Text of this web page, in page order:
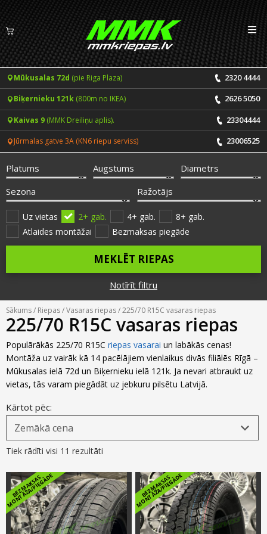
Riepas
Vasaras riepas
Ziemas riepas
Vissezonas riepas
Pakalpojumi
CENRĀDIS
Riepu montāža un balansēšana
Disku remonts
Riepu remonts
Riepu un disku tirdzniecība
Savirzes regulēšana
Kondicionieru uzpilde
TPMS sensoru programmēšana
Riepu glabāšana
Riepu piegāde
Riepas uz nomaksu
ONLINE PIERAKSTS 24/7
Vakances
Noderīgi
Riepu zīmoli
Jaunumi
Riepu apzīmējumi
Riepu kalkulators
Biežāk uzdotie jautājumi
Par mums
MMK Riepas
Atsauksmes
Foto
Kontakti
LV EN
Mūkusalas 72d (pie Riga Plaza) 2320 4444
Biķernieku 121k (800m no IKEA) 2626 5050
Kaivas 9 (MMK Dreiliņu aplis). 23304444
Jūrmalas gatve 3A (KN6 riepu serviss) 23006525
Platums Augstums
Diametrs
Sezona
Ražotājs
Uz vietas 2+ gab. 4+ gab.
8+ gab.
Atlaides montāžai
Bezmaksas piegāde
MEKLĒT RIEPAS
Notīrīt filtru
Sākums/ Riepas/Vasaras riepas/ 225/70 R15C vasaras riepas
225/70 R15C vasaras riepas
Populārākās 225/70 R15C riepas vasarai un labākās cenas!
Montāža uz vairāk kā 14 pacēlājiem vienlaikus divās filiālēs Rīgā –
Mūkusalas ielā 72d un Biķernieku ielā 121k. Ja nevari atbraukt uz
vietas, tās varam piegādāt uz jebkuru pilsētu Latvijā.
Kārtot pēc:
Tiek rādīti visi 11 rezultāti
B
E
Z
M
A
K
S
A
S
M
O
N
T
Ā
Ž
A
/
PI
E
G
Ā
D
E B
E
Z
M
A
K
S
A
S
M
O
N
T
Ā
Ž
A
/
PI
E
G
Ā
D
E